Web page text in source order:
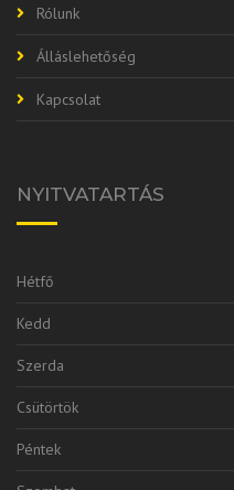
Rólunk
Álláslehetőség
Kapcsolat
NYITVATARTÁS
Hétfő
Kedd
Szerda
Csütörtök
Péntek